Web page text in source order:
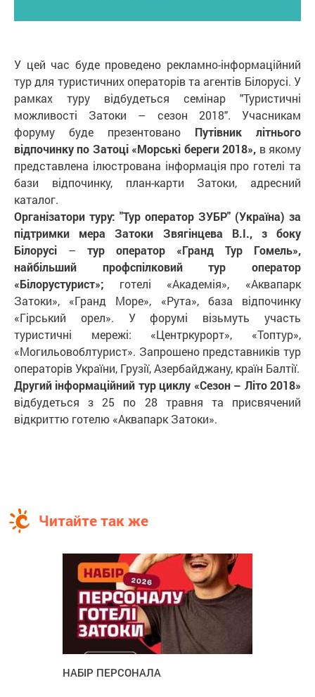
У цей час буде проведено рекламно-інформаційний
тур для туристичних операторів та агентів Білорусі. У
рамках туру відбудеться семінар "Туристичні
можливості Затоки – сезон 2018". Учасникам
форуму буде презентовано Путівник літнього
відпочинку по Затоці «Морські береги 2018», в якому
представлена ілюстрована інформація про готелі та
бази відпочинку, план-карти Затоки, адресний
каталог.
Організатори туру: "Тур оператор ЗУБР" (Україна) за
підтримки мера Затоки Звягінцева В.І., з боку
Білорусі – тур оператор «Гранд Тур Гомель»,
найбільший профспілковий тур оператор
«Білорустурист»; готелі «Академія», «Аквапарк
Затоки», «Гранд Море», «Рута», база відпочинку
«Гірський орел». У форумі візьмуть участь
туристичні мережі: «Центркурорт», «Топтур»,
«Могильовоблтурист». Запрошено представників тур
операторів України, Грузії, Азербайджану, країн Балтії.
Другий інформаційний тур циклу «Сезон – Літо 2018»
відбудеться з 25 по 28 травня та присвячений
відкриттю готелю «Аквапарк Затоки».
Читайте так же
НАБІР ПЕРСОНАЛА